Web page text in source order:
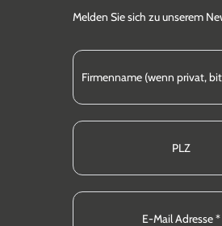
Melden Sie sich zu unserem